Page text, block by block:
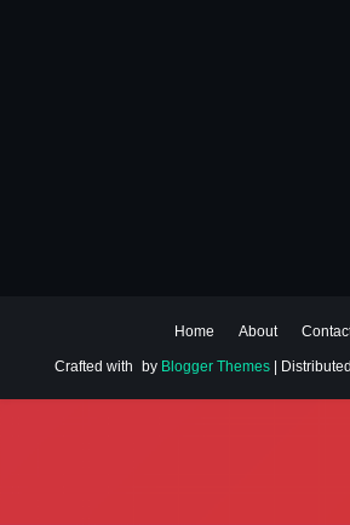
Home About
Crafted with by Blogger Themes|